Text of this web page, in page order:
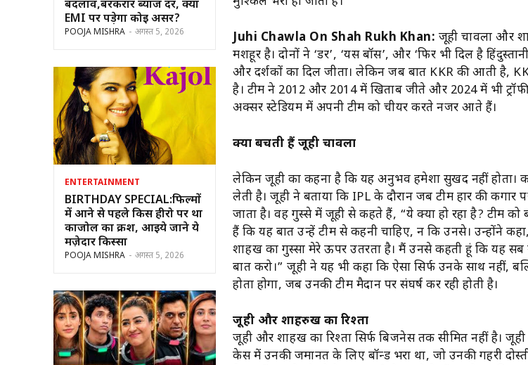
बदलाव,बरकरार ब्याज दर, क्या
EMI पर पड़ेगा कोई असर?
POOJA MISHRA - अगस्त 5, 2026
ENTERTAINMENT
BIRTHDAY SPECIAL:फिल्मों
में आने से पहले किस हीरो पर था
काजोल का क्रश, आइये जाने ये
मज़ेदार किस्सा
POOJA MISHRA - अगस्त 5, 2026
Juhi Chawla On Shah Rukh Khan: जूही चावला और
मशहूर है। दोनों ने ‘डर’, ‘यस बॉस’, और ‘फिर भी दिल है
और दर्शकों का दिल जीता। लेकिन जब बात KKR की आती है,
है। टीम ने 2012 और 2014 में खिताब जीते और 2024 में भी
अक्सर स्टेडियम में अपनी टीम को चीयर करते नजर आते हैं।
क्यों बचती हैं जूही चावला
लेकिन जूही का कहना है कि यह अनुभव हमेशा सुखद नहीं होता।
लेती है। जूही ने बताया कि IPL के दौरान जब टीम हार की कगार
जाता है। वह गुस्से में जूही से कहते हैं, “ये क्या हो रहा है? टीम
हैं कि यह बात उन्हें टीम से कहनी चाहिए, न कि उनसे। उन्होंने
शाहरुख का गुस्सा मेरे ऊपर उतरता है। मैं उनसे कहती हूं कि यह
बात करो।” जूही ने यह भी कहा कि ऐसा सिर्फ उनके साथ नहीं,
होता होगा, जब उनकी टीम मैदान पर संघर्ष कर रही होती है।
जूही और शाहरुख का रिश्ता
जूही और शाहरुख का रिश्ता सिर्फ बिजनेस तक सीमित नहीं है।
केस में उनकी जमानत के लिए बॉन्ड भरा था, जो उनकी गहरी